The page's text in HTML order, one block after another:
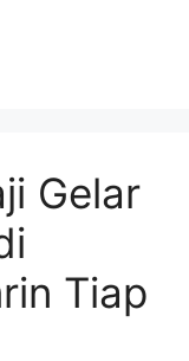
Gelar
Tiap